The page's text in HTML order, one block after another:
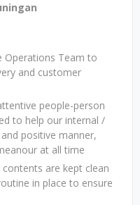
Operations Team to
and customer
people-person
to help our internal /
positive manner,
at all time
contents are kept clean
in place to ensure